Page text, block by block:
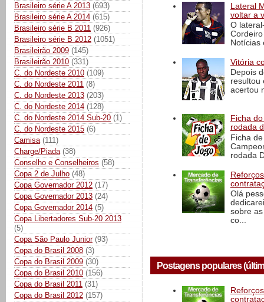
Brasileiro série A 2013 (693)
Brasileiro série A 2014 (615)
Brasileiro série B 2011 (926)
Brasileiro série B 2012 (1051)
Brasileirão 2009 (145)
Brasileirão 2010 (331)
C. do Nordeste 2010 (109)
C. do Nordeste 2011 (8)
C. do Nordeste 2013 (203)
C. do Nordeste 2014 (128)
C. do Nordeste 2014 Sub-20 (1)
C. do Nordeste 2015 (6)
Camisa (111)
Charge/Piada (38)
Conselho e Conselheiros (58)
Copa 2 de Julho (48)
Copa Governador 2012 (17)
Copa Governador 2013 (24)
Copa Governador 2014 (5)
Copa Libertadores Sub-20 2013
(5)
Copa São Paulo Junior (93)
Copa do Brasil 2008 (3)
Copa do Brasil 2009 (30)
Copa do Brasil 2010 (156)
Copa do Brasil 2011 (31)
Copa do Brasil 2012 (157)
Lateral
voltar a
O
Notícias
Vitória
Depois
resultou
acertou
Ficha
rodada
Ficha
rodada
Olá
sobre
co...
Postagens populares